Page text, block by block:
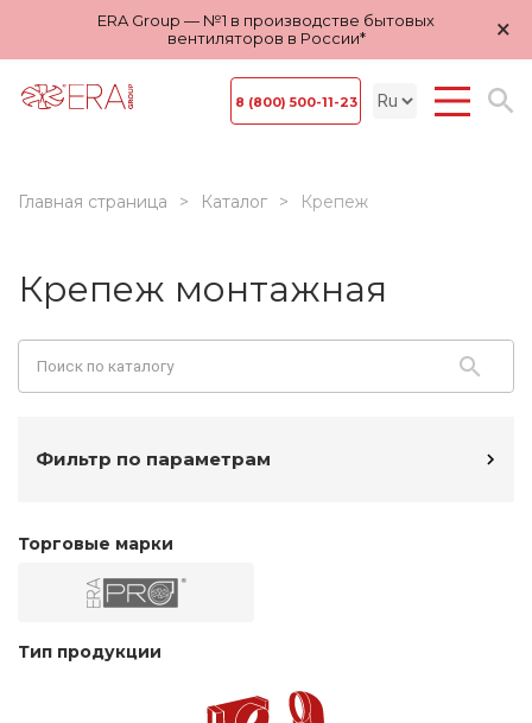
ERA Group — №1 в производстве бытовых
вентиляторов в России*
×
8 (800) 500-11-23
Главная страница Каталог Крепеж
Крепеж монтажная
Фильтр по параметрам
Торговые марки
Тип продукции